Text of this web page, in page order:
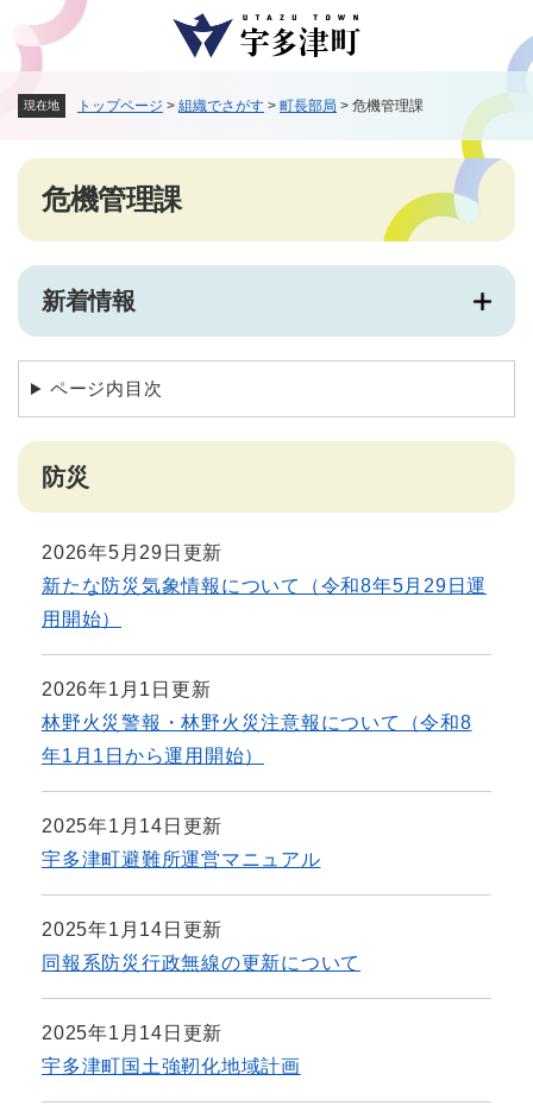
メニューを飛ばして本文へ
現在地 トップページ > 組織でさがす > 町長部局 > 危機管理課
本
危機管理課
新着情報
ページ内目次
防災
2026年5月29日更新
新たな防災気象情報について（令和8年5月29日運
用開始）
2026年1月1日更新
林野火災警報・林野火災注意報について（令和8
年1月1日から運用開始）
2025年1月14日更新
宇多津町避難所運営マニュアル
2025年1月14日更新
同報系防災行政無線の更新について
2025年1月14日更新
宇多津町国土強靭化地域計画